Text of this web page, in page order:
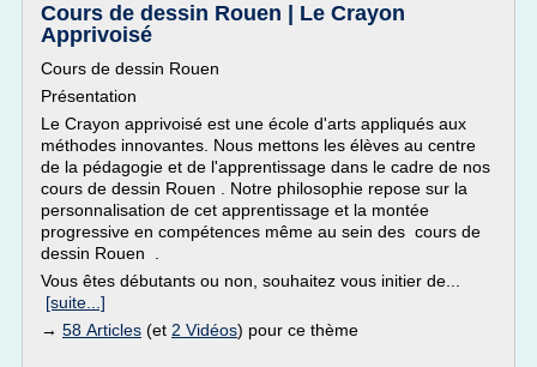
Cours de dessin Rouen | Le Crayon
Apprivoisé
Cours de dessin Rouen
Présentation
Le Crayon apprivoisé est une école d'arts appliqués aux
méthodes innovantes. Nous mettons les élèves au centre
de la pédagogie et de l'apprentissage dans le cadre de nos
cours de dessin Rouen . Notre philosophie repose sur la
personnalisation de cet apprentissage et la montée
progressive en compétences même au sein des cours de
dessin Rouen .
Vous êtes débutants ou non, souhaitez vous initier de...
[suite...]
→ 58 Articles (et 2 Vidéos) pour ce thème